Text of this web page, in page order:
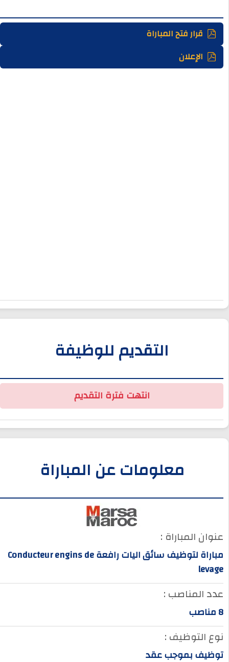
قرار فتح المباراة
الإعلان
التقديم للوظيفة
انتهت فترة التقديم
معلومات عن المباراة
عنوان المباراة :
مباراة لتوظيف سائق اليات رافعة Conducteur engins de
levage
عدد المناصب :
نوع التوظيف :
توظيف بموجب عقد